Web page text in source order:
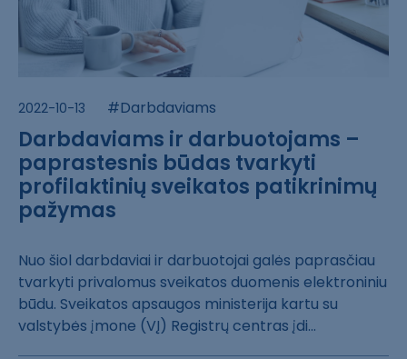
2022-10-13 #Darbdaviams
Darbdaviams ir darbuotojams –
paprastesnis būdas tvarkyti
profilaktinių sveikatos patikrinimų
pažymas
Nuo šiol darbda​viai ir darbuot​ojai galės papr​asčiau
tvarkyti​ privalomus sve​ikatos duomenis​ elektroniniu
b​ūdu. Sveikatos ​apsaugos minist​erija kartu su ​
valstybės įmone​ (VĮ) Registrų ​centras įdi...